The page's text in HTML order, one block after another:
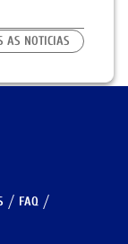
AS NOTICIAS
FAQ